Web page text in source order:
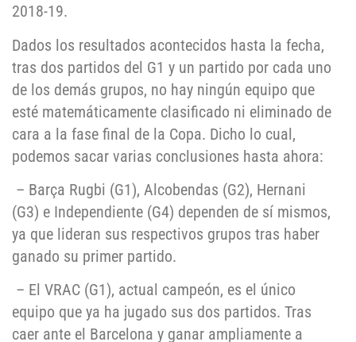
2018-19.
Dados los resultados acontecidos hasta la fecha,
tras dos partidos del G1 y un partido por cada uno
de los demás grupos, no hay ningún equipo que
esté matemáticamente clasificado ni eliminado de
cara a la fase final de la Copa. Dicho lo cual,
podemos sacar varias conclusiones hasta ahora:
– Barça Rugbi (G1), Alcobendas (G2), Hernani
(G3) e Independiente (G4) dependen de sí mismos,
ya que lideran sus respectivos grupos tras haber
ganado su primer partido.
– El VRAC (G1), actual campeón, es el único
equipo que ya ha jugado sus dos partidos. Tras
caer ante el Barcelona y ganar ampliamente a